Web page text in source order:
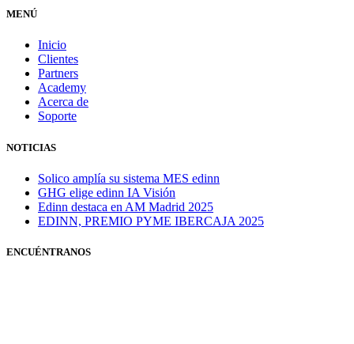
MENÚ
Inicio
Clientes
Partners
Academy
Acerca de
Soporte
NOTICIAS
Solico amplía su sistema MES edinn
GHG elige edinn IA Visión
Edinn destaca en AM Madrid 2025
EDINN, PREMIO PYME IBERCAJA 2025
ENCUÉNTRANOS